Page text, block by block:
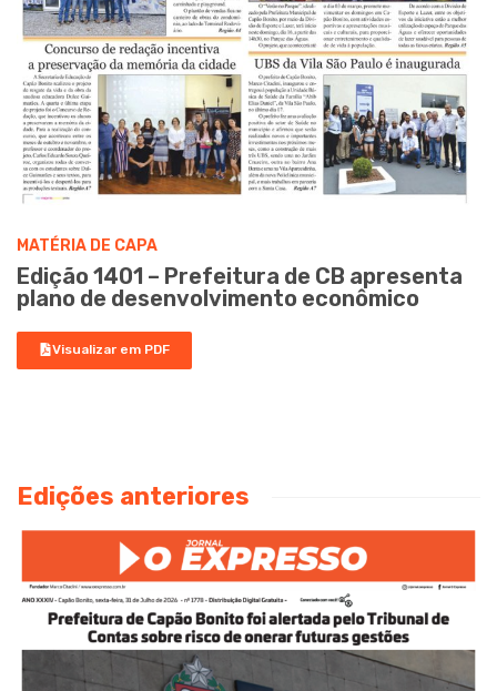
MATÉRIA DE CAPA
Edição 1401 – Prefeitura de CB apresenta
plano de desenvolvimento econômico
Visualizar em PDF
Edições anteriores